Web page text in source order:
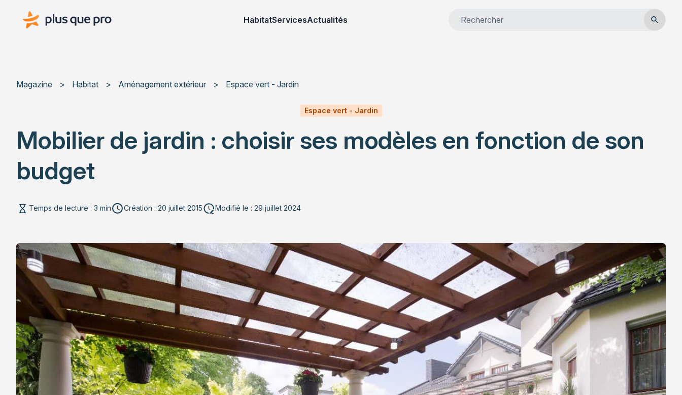
Plus que pro Mag'
HabitatServicesActualités
Magazine > Habitat > Aménagement extérieur > Espace vert - Jardin
Espace vert - Jardin
Mobilier de jardin : choisir ses modèles en fonction de son
budget
Temps de lecture : 3 min Création : 20 juillet 2015 Modifié le : 29 juillet 2024